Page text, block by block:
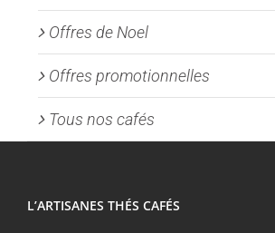
Offres de Noel
Offres promotionnelles
Tous nos cafés
L’ARTISANES THÉS CAFÉS